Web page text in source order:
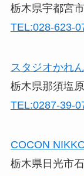
栃木県宇都宮
TEL:028-623-
スタジオかれ
栃木県那須塩
TEL:0287-39-
COCON
栃木県日光市